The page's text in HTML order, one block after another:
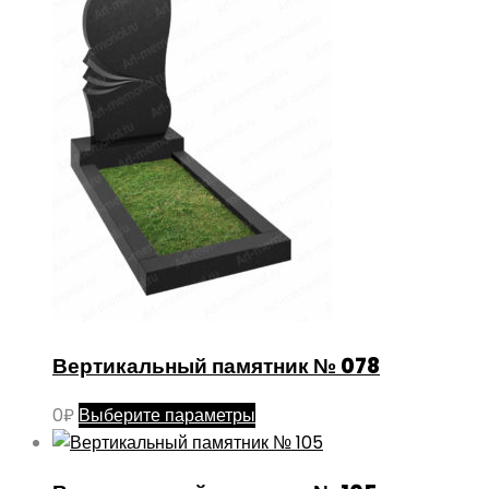
Вертикальный памятник № 078
0₽ Выберите параметры
товар